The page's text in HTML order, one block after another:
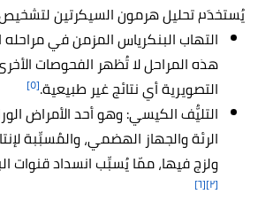
يُستخدَم تحليل هرمون السيكرتين لتشخيص
التهاب البنكرياس المزمن في
هذه المراحل لا تُظهر الفحوصات
التصويرية أي نتائج غير طبيعية.[٥]
التليُّف الكيسي: وهو أحد الأمراض
الرئة والجهاز الهضمي، والمُسبِّبة
ولزج فيها، ممّا يُسبِّب انسداد قنوات
[٢] [٦]